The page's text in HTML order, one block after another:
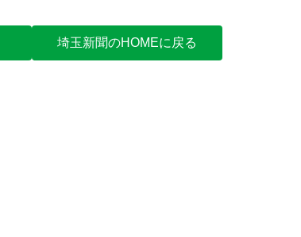
埼玉新聞のHOMEに戻る